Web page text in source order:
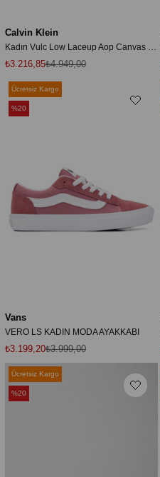
Calvin Klein
Kadın Vulc Low Laceup Aop Canvas Siyah Sneaker
₺3.216,85₺4.949,00
Vans
VERO LS KADIN MODA AYAKKABI
₺3.199,20₺3.999,00
Ücretsiz Kargo
%20
Ücretsiz Kargo
%20